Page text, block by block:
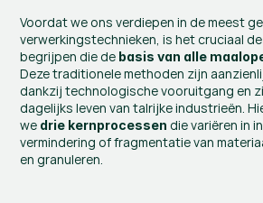
Voordat we ons verdiepen in de meest
verwerkingstechnieken, is het cruciaal
begrijpen die de basis van alle
Deze traditionele methoden zijn
dankzij technologische vooruitgang en
dagelijks leven van talrijke industrieën.
we drie kernprocessen die variëren in
vermindering of fragmentatie van
en granuleren.